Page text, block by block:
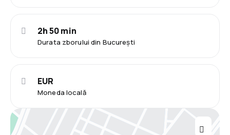
Durata zborului din București
2h 50 min
Moneda locală
EUR